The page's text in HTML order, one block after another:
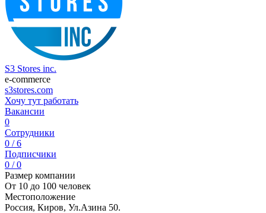
S3 Stores inc.
e-commerce
s3stores.com
Хочу тут работать
Вакансии
0
Сотрудники
0 / 6
Подписчики
0 / 0
Размер компании
От 10 до 100 человек
Местоположение
Россия, Киров, Ул.Азина 50.